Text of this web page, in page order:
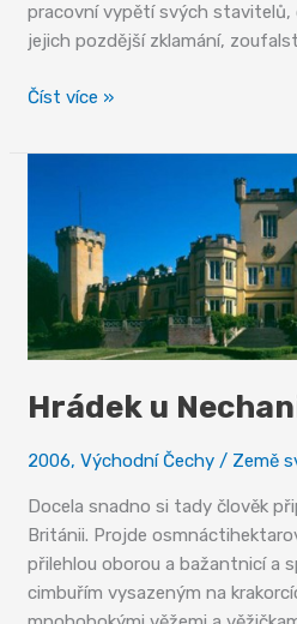
pracovní vypětí svých stavitelů,
jejich pozdější zklamání,
Betonoví
hranice
Číst více »
Hrádek u
2006,Východní Čechy / Země
Docela snadno si tady člověk
Británii. Projde
přilehlou oborou a bažantnicí a
cimbuřím vysazeným na